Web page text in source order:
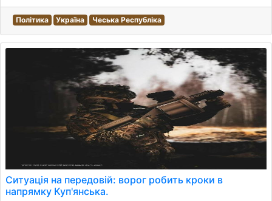
Політика Україна Чеська Республіка
Ситуація на передовій: ворог робить кроки в
напрямку Куп'янська.